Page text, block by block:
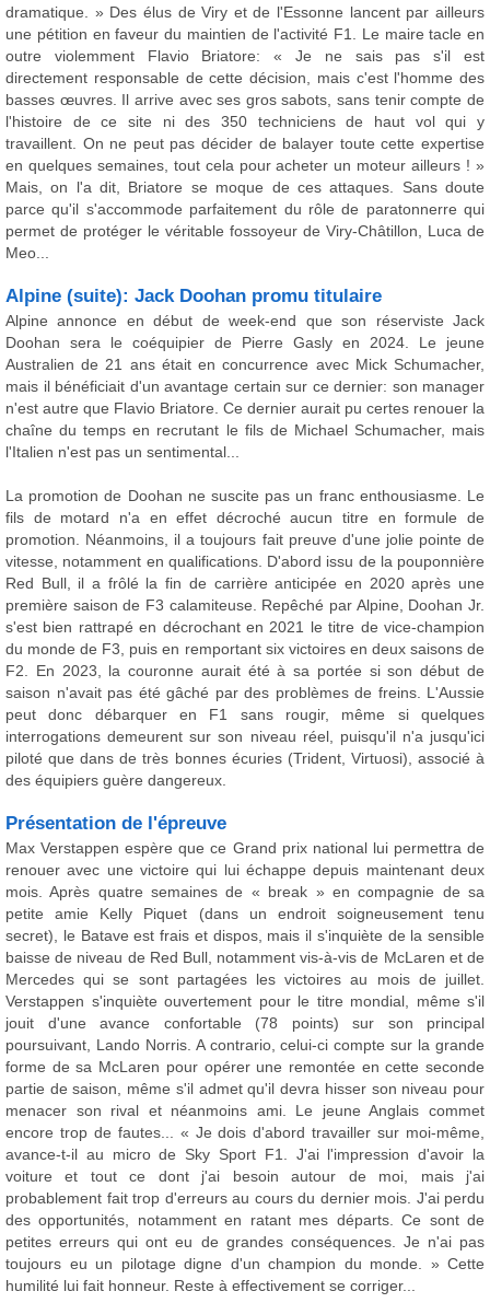
dramatique. » Des élus de Viry et de l'Essonne lancent par ailleurs
une pétition en faveur du maintien de l'activité F1. Le maire tacle en
outre violemment Flavio Briatore: « Je ne sais pas s'il est
directement responsable de cette décision, mais c'est l'homme des
basses œuvres. Il arrive avec ses gros sabots, sans tenir compte de
l'histoire de ce site ni des 350 techniciens de haut vol qui y
travaillent. On ne peut pas décider de balayer toute cette expertise
en quelques semaines, tout cela pour acheter un moteur ailleurs ! »
Mais, on l'a dit, Briatore se moque de ces attaques. Sans doute
parce qu'il s'accommode parfaitement du rôle de paratonnerre qui
permet de protéger le véritable fossoyeur de Viry-Châtillon, Luca de
Meo...
Alpine (suite): Jack Doohan promu titulaire
Alpine annonce en début de week-end que son réserviste Jack
Doohan sera le coéquipier de Pierre Gasly en 2024. Le jeune
Australien de 21 ans était en concurrence avec Mick Schumacher,
mais il bénéficiait d'un avantage certain sur ce dernier: son manager
n'est autre que Flavio Briatore. Ce dernier aurait pu certes renouer la
chaîne du temps en recrutant le fils de Michael Schumacher, mais
l'Italien n'est pas un sentimental...
La promotion de Doohan ne suscite pas un franc enthousiasme. Le
fils de motard n'a en effet décroché aucun titre en formule de
promotion. Néanmoins, il a toujours fait preuve d'une jolie pointe de
vitesse, notamment en qualifications. D'abord issu de la pouponnière
Red Bull, il a frôlé la fin de carrière anticipée en 2020 après une
première saison de F3 calamiteuse. Repêché par Alpine, Doohan Jr.
s'est bien rattrapé en décrochant en 2021 le titre de vice-champion
du monde de F3, puis en remportant six victoires en deux saisons de
F2. En 2023, la couronne aurait été à sa portée si son début de
saison n'avait pas été gâché par des problèmes de freins. L'Aussie
peut donc débarquer en F1 sans rougir, même si quelques
interrogations demeurent sur son niveau réel, puisqu'il n'a jusqu'ici
piloté que dans de très bonnes écuries (Trident, Virtuosi), associé à
des équipiers guère dangereux.
Présentation de l'épreuve
Max Verstappen espère que ce Grand prix national lui permettra de
renouer avec une victoire qui lui échappe depuis maintenant deux
mois. Après quatre semaines de « break » en compagnie de sa
petite amie Kelly Piquet (dans un endroit soigneusement tenu
secret), le Batave est frais et dispos, mais il s'inquiète de la sensible
baisse de niveau de Red Bull, notamment vis-à-vis de McLaren et de
Mercedes qui se sont partagées les victoires au mois de juillet.
Verstappen s'inquiète ouvertement pour le titre mondial, même s'il
jouit d'une avance confortable (78 points) sur son principal
poursuivant, Lando Norris. A contrario, celui-ci compte sur la grande
forme de sa McLaren pour opérer une remontée en cette seconde
partie de saison, même s'il admet qu'il devra hisser son niveau pour
menacer son rival et néanmoins ami. Le jeune Anglais commet
encore trop de fautes... « Je dois d'abord travailler sur moi-même,
avance-t-il au micro de Sky Sport F1. J'ai l'impression d'avoir la
voiture et tout ce dont j'ai besoin autour de moi, mais j'ai
probablement fait trop d'erreurs au cours du dernier mois. J'ai perdu
des opportunités, notamment en ratant mes départs. Ce sont de
petites erreurs qui ont eu de grandes conséquences. Je n'ai pas
toujours eu un pilotage digne d'un champion du monde. » Cette
humilité lui fait honneur. Reste à effectivement se corriger...